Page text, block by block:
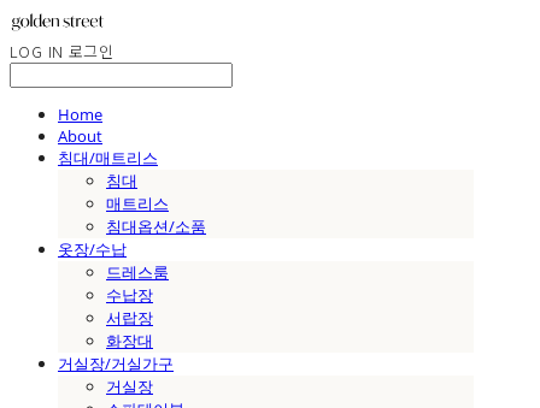
LOG IN 로그인
Home
About
침대/매트리스
침대
매트리스
침대옵션/소품
옷장/수납
드레스룸
수납장
서랍장
화장대
거실장/거실가구
거실장